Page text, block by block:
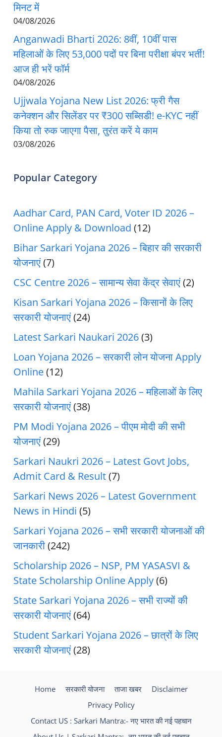
मिनट में
04/08/2026
Anganwadi Bharti 2026: 8वीं, 10वीं पास
महिलाओं के लिए 53,000 पदों पर बिना परीक्षा बंपर भर्ती!
आज ही भरें फॉर्म
04/08/2026
Ujjwala Yojana New List 2026: फ्री गैस
कनेक्शन और सिलेंडर पर ₹300 सब्सिडी! e-KYC नहीं
किया तो रुक जाएगा पैसा, तुरंत करें ये काम
03/08/2026
Popular Category
Aadhar Card, PAN Card, Voter ID 2026 –
Online Apply & Download (12)
Bihar Sarkari Yojana 2026 – बिहार की सरकारी
योजनाएं(7)
CSC Centre 2026 – सामान्य सेवा केंद्र सेवाएं(2)
Kisan Sarkari Yojana 2026 – किसानों के लिए
सरकारी योजनाएं(24)
Latest Sarkari Naukari 2026(3)
Loan Yojana 2026 – सरकारी लोन योजना Apply
Online(12)
Mahila Sarkari Yojana 2026 – महिलाओं के लिए
सरकारी योजनाएं(38)
PM Modi Yojana 2026 – पीएम मोदी की सभी
योजनाएं(29)
Sarkari Naukri 2026 – Latest Govt Jobs,
Admit Card & Result(7)
Sarkari News 2026 – Latest Government
News in Hindi (5)
Sarkari Yojana 2026 – सभी सरकारी योजनाओं की
जानकारी(242)
Scholarship 2026 – NSP, PM YASASVI &
State Scholarship Online Apply(6)
State Sarkari Yojana 2026 – सभी राज्यों की
सरकारी योजनाएं(64)
Student Sarkari Yojana 2026 – छात्रों के लिए
सरकारी योजनाएं(28)
Home सरकारी योजना ताजा खबर
Disclaimer
Privacy Policy
Contact US : Sarkari Mantra:- नए भारत की नई पहचान